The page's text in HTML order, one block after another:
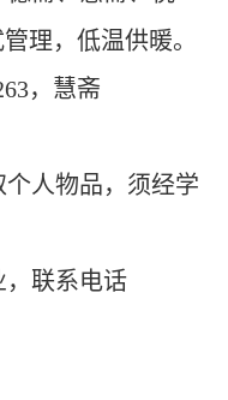
理，低温供暖。
，慧斋
人物品，须经学
，联系电话